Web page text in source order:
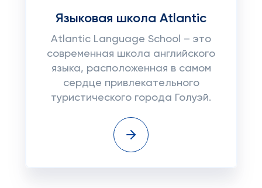
Языковая школа Atlantic
Atlantic Language School – это
современная школа английского
языка, расположенная в самом
сердце привлекательного
туристического города Голуэй.